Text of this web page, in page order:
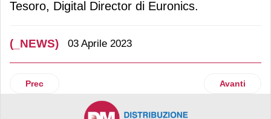
Tesoro, Digital Director di Euronics.
(_NEWS) 03 Aprile 2023
Articolo precedente: Roberto Zoia confermato alla
Prec Articolo
Avanti